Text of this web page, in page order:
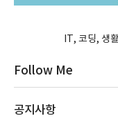
IT, 코딩, 생
Follow Me
공지사항